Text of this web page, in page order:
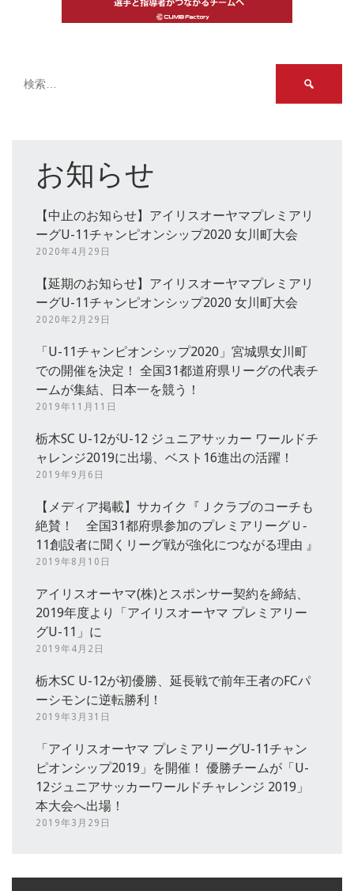
お知らせ
【中止のお知らせ】アイリスオーヤマプレミアリ
ーグU-11チャンピオンシップ2020 女川町大会
2020年4月29日
【延期のお知らせ】アイリスオーヤマプレミアリ
ーグU-11チャンピオンシップ2020 女川町大会
2020年2月29日
「U-11チャンピオンシップ2020」宮城県女川町
での開催を決定！ 全国31都道府県リーグの代表チ
ームが集結、日本一を競う！
2019年11月11日
栃木SC U-12がU-12 ジュニアサッカー ワールドチ
ャレンジ2019に出場、ベスト16進出の活躍！
2019年9月6日
【メディア掲載】サカイク『Ｊクラブのコーチも
絶賛！ 全国31都府県参加のプレミアリーグＵ‐
11創設者に聞くリーグ戦が強化につながる理由 』
2019年8月10日
アイリスオーヤマ(株)とスポンサー契約を締結、
2019年度より「アイリスオーヤマ プレミアリー
グU-11」に
2019年4月2日
栃木SC U-12が初優勝、延長戦で前年王者のFCパ
ーシモンに逆転勝利！
2019年3月31日
「アイリスオーヤマ プレミアリーグU-11チャン
ピオンシップ2019」を開催！ 優勝チームが「U-
12ジュニアサッカーワールドチャレンジ 2019」
本大会へ出場！
2019年3月29日